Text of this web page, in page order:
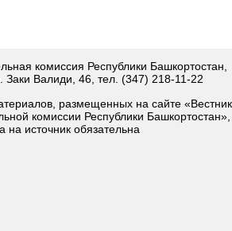
комиссия Республики Башкортостан,
Заки Валиди, 46, тел. (347) 218-11-22
размещенных на сайте «Вестник
комиссии Республики Башкортостан»,
на источник обязательна